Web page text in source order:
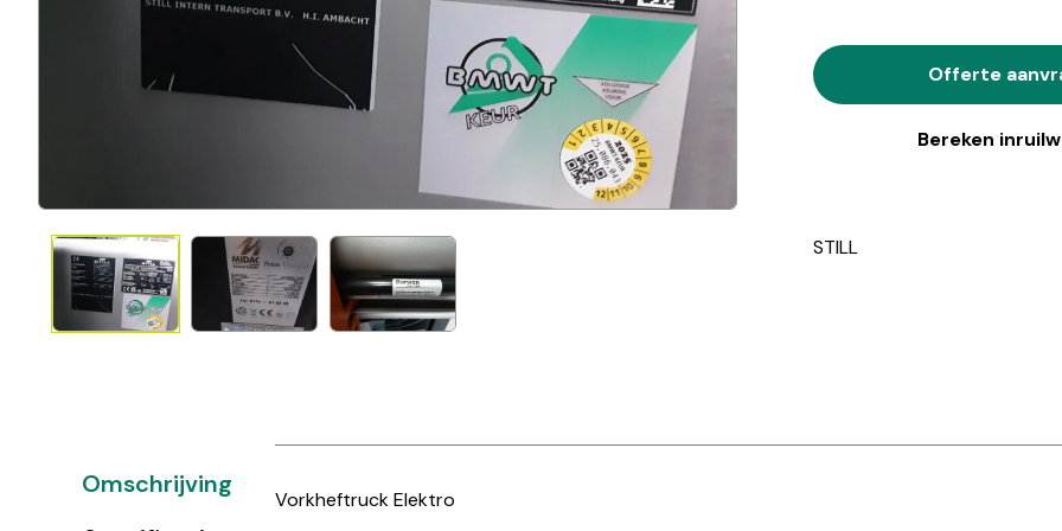
Offerte
Bereken
STILL
Omschrijving
Vorkheftruck Elektro